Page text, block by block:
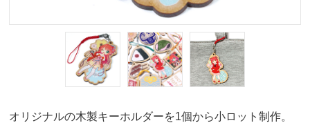
オリジナルの木製キーホルダーを1個から小ロット制作。